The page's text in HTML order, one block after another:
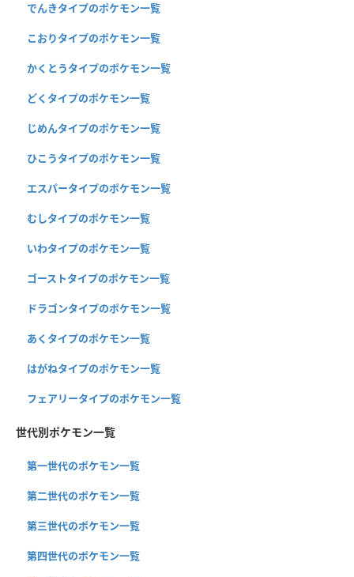
でんきタイプのポケモン一覧
こおりタイプのポケモン一覧
かくとうタイプのポケモン一覧
どくタイプのポケモン一覧
じめんタイプのポケモン一覧
ひこうタイプのポケモン一覧
エスパータイプのポケモン一覧
むしタイプのポケモン一覧
いわタイプのポケモン一覧
ゴーストタイプのポケモン一覧
ドラゴンタイプのポケモン一覧
あくタイプのポケモン一覧
はがねタイプのポケモン一覧
フェアリータイプのポケモン一覧
世代別ポケモン一覧
第一世代のポケモン一覧
第二世代のポケモン一覧
第三世代のポケモン一覧
第四世代のポケモン一覧